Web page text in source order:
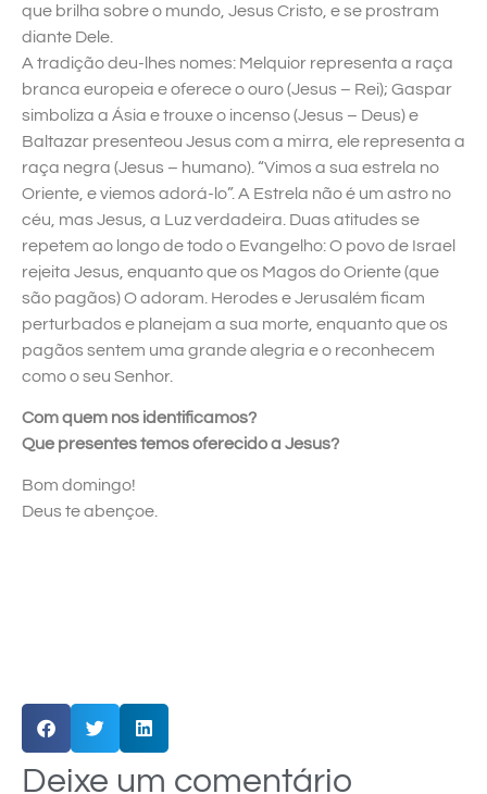
que brilha sobre o mundo, Jesus Cristo, e se prostram
diante Dele.
A tradição deu-lhes nomes: Melquior representa a raça
branca europeia e oferece o ouro (Jesus – Rei); Gaspar
simboliza a Ásia e trouxe o incenso (Jesus – Deus) e
Baltazar presenteou Jesus com a mirra, ele representa a
raça negra (Jesus – humano). “Vimos a sua estrela no
Oriente, e viemos adorá-lo”. A Estrela não é um astro no
céu, mas Jesus, a Luz verdadeira. Duas atitudes se
repetem ao longo de todo o Evangelho: O povo de Israel
rejeita Jesus, enquanto que os Magos do Oriente (que
são pagãos) O adoram. Herodes e Jerusalém ficam
perturbados e planejam a sua morte, enquanto que os
pagãos sentem uma grande alegria e o reconhecem
como o seu Senhor.
Com quem nos identificamos?
Que presentes temos oferecido a Jesus?
Bom domingo!
Deus te abençoe.
Deixe um comentário